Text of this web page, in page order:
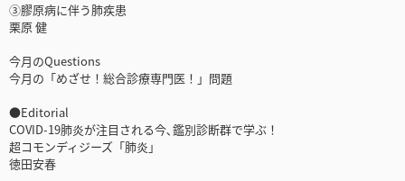
③膠原病に伴う肺疾患
栗原 健
今月のQuestions
今月の「めざせ！総合診療専門医！」問題
●Editorial
COVID-19肺炎が注目される今､鑑別診断群で学ぶ！
超コモンディジーズ「肺炎」
徳田安春